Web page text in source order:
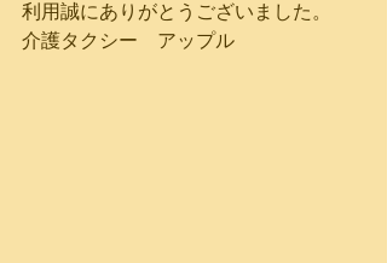
利用誠にありがとうございました。
介護タクシー　アップル